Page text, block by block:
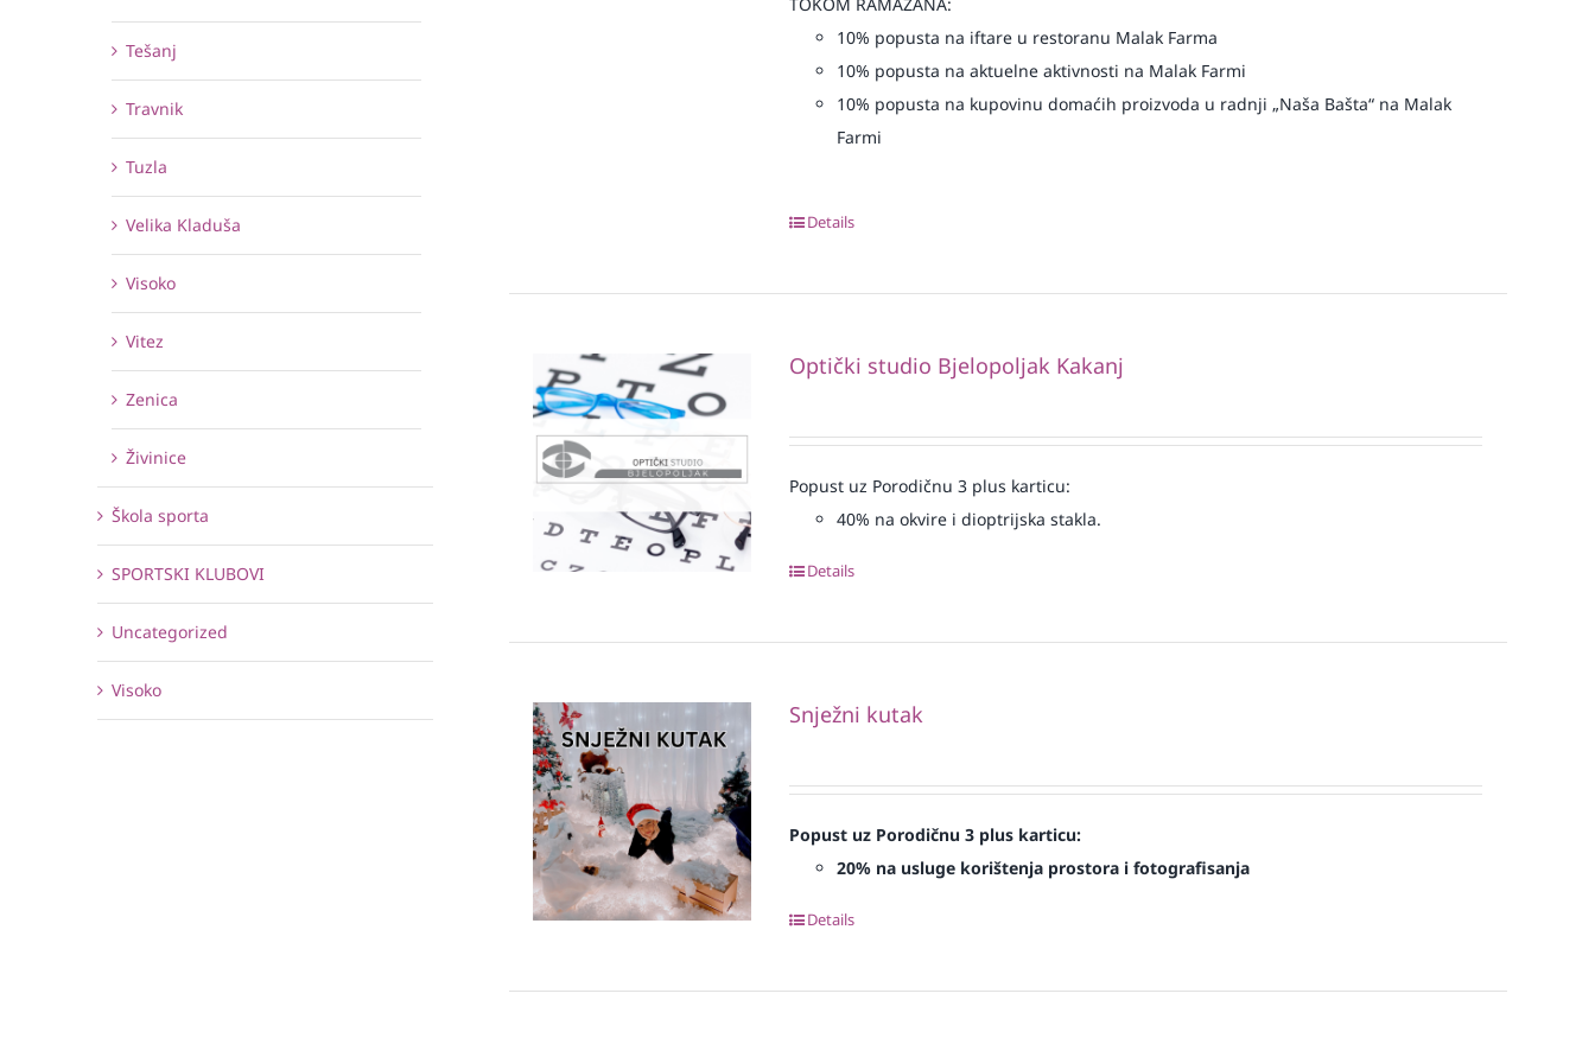
10% popusta na iftare u restoranu Malak Farma
10% popusta na aktuelne aktivnosti na Malak Farmi
10% popusta na kupovinu domaćih proizvoda u radnji „Naša Bašta“ na Malak
Farmi
Details
Optički studio Bjelopoljak Kakanj
Popust uz Porodičnu 3 plus karticu:
40% na okvire i dioptrijska stakla.
Details
Snježni kutak
Popust uz Porodičnu 3 plus karticu:
20% na usluge korištenja prostora i fotografisanja
Details
Tešanj
Travnik
Tuzla
Velika Kladuša
Visoko
Vitez
Zenica
Živinice
Škola sporta
SPORTSKI KLUBOVI
Uncategorized
Visoko